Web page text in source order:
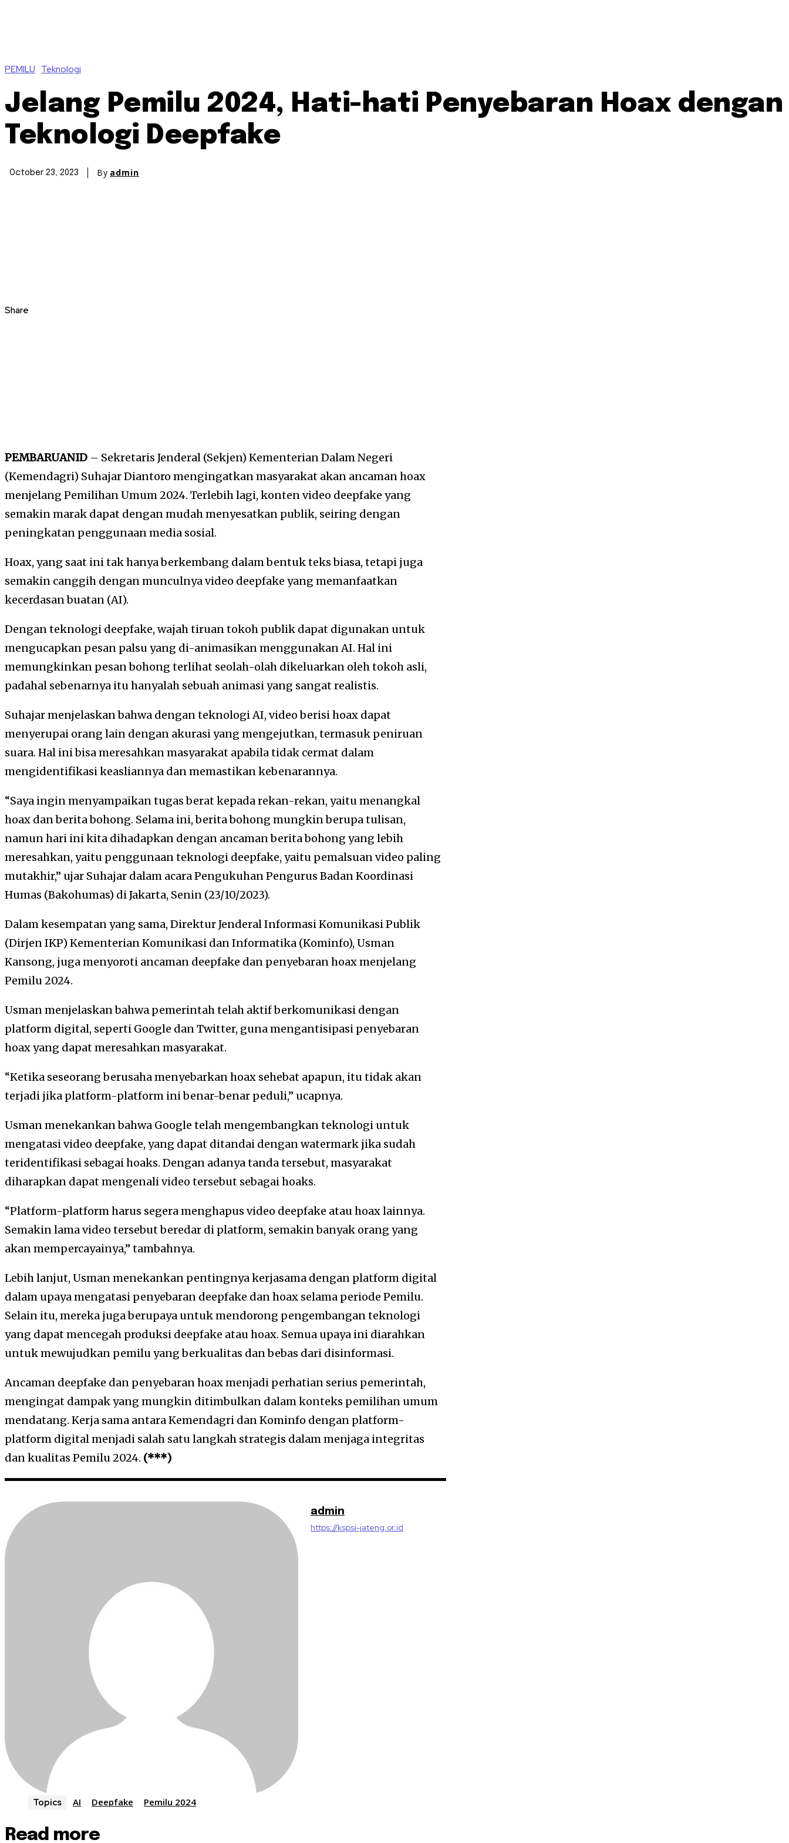
PEMILU Teknologi
Jelang Pemilu 2024, Hati-hati Penyebaran Hoax dengan
Teknologi Deepfake
October 23, 2023 By admin
Share
PEMBARUANID – Sekretaris Jenderal (Sekjen) Kementerian Dalam Negeri
(Kemendagri) Suhajar Diantoro mengingatkan masyarakat akan ancaman hoax
menjelang Pemilihan Umum 2024. Terlebih lagi, konten video deepfake yang
semakin marak dapat dengan mudah menyesatkan publik, seiring dengan
peningkatan penggunaan media sosial.
Hoax, yang saat ini tak hanya berkembang dalam bentuk teks biasa, tetapi juga
semakin canggih dengan munculnya video deepfake yang memanfaatkan
kecerdasan buatan (AI).
Dengan teknologi deepfake, wajah tiruan tokoh publik dapat digunakan untuk
mengucapkan pesan palsu yang di-animasikan menggunakan AI. Hal ini
memungkinkan pesan bohong terlihat seolah-olah dikeluarkan oleh tokoh asli,
padahal sebenarnya itu hanyalah sebuah animasi yang sangat realistis.
Suhajar menjelaskan bahwa dengan teknologi AI, video berisi hoax dapat
menyerupai orang lain dengan akurasi yang mengejutkan, termasuk peniruan
suara. Hal ini bisa meresahkan masyarakat apabila tidak cermat dalam
mengidentifikasi keasliannya dan memastikan kebenarannya.
“Saya ingin menyampaikan tugas berat kepada rekan-rekan, yaitu menangkal
hoax dan berita bohong. Selama ini, berita bohong mungkin berupa tulisan,
namun hari ini kita dihadapkan dengan ancaman berita bohong yang lebih
meresahkan, yaitu penggunaan teknologi deepfake, yaitu pemalsuan video paling
mutakhir,” ujar Suhajar dalam acara Pengukuhan Pengurus Badan Koordinasi
Humas (Bakohumas) di Jakarta, Senin (23/10/2023).
Dalam kesempatan yang sama, Direktur Jenderal Informasi Komunikasi Publik
(Dirjen IKP) Kementerian Komunikasi dan Informatika (Kominfo), Usman
Kansong, juga menyoroti ancaman deepfake dan penyebaran hoax menjelang
Pemilu 2024.
Usman menjelaskan bahwa pemerintah telah aktif berkomunikasi dengan
platform digital, seperti Google dan Twitter, guna mengantisipasi penyebaran
hoax yang dapat meresahkan masyarakat.
“Ketika seseorang berusaha menyebarkan hoax sehebat apapun, itu tidak akan
terjadi jika platform-platform ini benar-benar peduli,” ucapnya.
Usman menekankan bahwa Google telah mengembangkan teknologi untuk
mengatasi video deepfake, yang dapat ditandai dengan watermark jika sudah
teridentifikasi sebagai hoaks. Dengan adanya tanda tersebut, masyarakat
diharapkan dapat mengenali video tersebut sebagai hoaks.
“Platform-platform harus segera menghapus video deepfake atau hoax lainnya.
Semakin lama video tersebut beredar di platform, semakin banyak orang yang
akan mempercayainya,” tambahnya.
Lebih lanjut, Usman menekankan pentingnya kerjasama dengan platform digital
dalam upaya mengatasi penyebaran deepfake dan hoax selama periode Pemilu.
Selain itu, mereka juga berupaya untuk mendorong pengembangan teknologi
yang dapat mencegah produksi deepfake atau hoax. Semua upaya ini diarahkan
untuk mewujudkan pemilu yang berkualitas dan bebas dari disinformasi.
Ancaman deepfake dan penyebaran hoax menjadi perhatian serius pemerintah,
mengingat dampak yang mungkin ditimbulkan dalam konteks pemilihan umum
mendatang. Kerja sama antara Kemendagri dan Kominfo dengan platform-
platform digital menjadi salah satu langkah strategis dalam menjaga integritas
dan kualitas Pemilu 2024. (***)
admin
https://kspsi-jateng.or.id
Topics AI Deepfake Pemilu 2024
Read more